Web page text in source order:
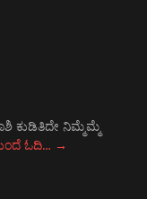
ಕುಡಿತಿದೇ ನಿಮ್ಮೆಮ್ಮೆ
ಓದಿ… →